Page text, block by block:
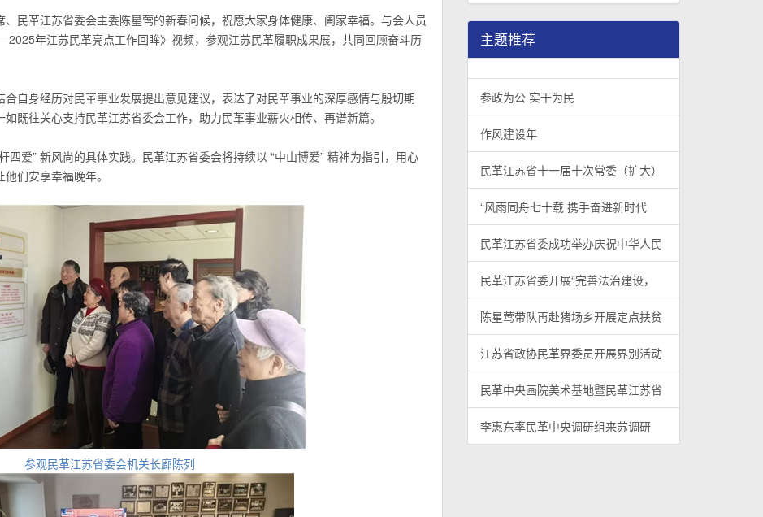
民革江苏省委会主委陈星莺的新春问候，祝愿大家身体健康、阖家幸福。与会人员
年江苏民革亮点工作回眸》视频，参观江苏民革履职成果展，共同回顾奋斗历
自身经历对民革事业发展提出意见建议，表达了对民革事业的深厚感情与殷切期
如既往关心支持民革江苏省委会工作，助力民革事业薪火相传、再谱新篇。
四爱” 新风尚的具体实践。民革江苏省委会将持续以 “中山博爱” 精神为指引，用心
们安享幸福晚年。
参观民革江苏省委会机关长廊陈列
主题推荐
参政为公 实干为民
作风建设年
民革江苏省十一届十次常委（扩大）
“风雨同舟七十载 携手奋进新时代
民革江苏省委成功举办庆祝中华人民
民革江苏省委开展“完善法治建设，
陈星莺带队再赴猪场乡开展定点扶贫
江苏省政协民革界委员开展界别活动
民革中央画院美术基地暨民革江苏省
李惠东率民革中央调研组来苏调研